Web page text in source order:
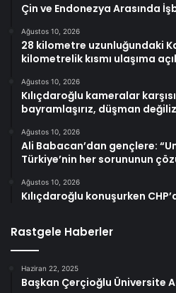
Çin ve Endonezya Arasında
Ağustos 10, 2026
28 kilometre uzunluğundaki
kilometrelik kısmı ulaşıma
Ağustos 10, 2026
Kılıçdaroğlu kameralar
bayramlaşırız, düşman değiliz
Ağustos 10, 2026
Ali Babacan’dan gençlere:
Türkiye’nin her sorununun
Ağustos 10, 2026
Kılıçdaroğlu konuşurken
Rastgele Haberler
Haziran 22, 2025
Başkan Çerçioğlu Üniversite